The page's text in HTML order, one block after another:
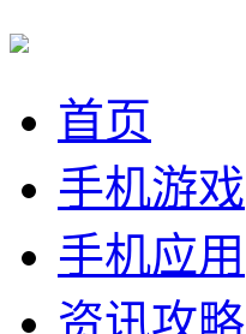
首页
手机游戏
手机应用
资讯攻略